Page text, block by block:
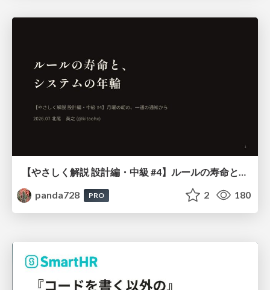
【やさしく解説 設計編・中級 #4】ルールの寿命と、システムの年輪
panda728
PRO 2 180